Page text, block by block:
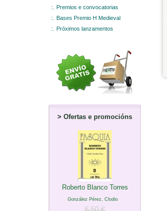
:.
Premios e convocatorias
:.
Bases Premio H Medieval
:.
Próximos lanzamentos
> Ofertas e promocións
Roberto Blanco Torres
González Pérez, Clodio
6,50 €